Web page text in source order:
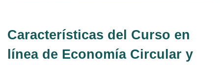
Características del Curso en
línea de Economía Circular y